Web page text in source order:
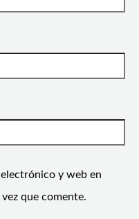
y web en
que comente.